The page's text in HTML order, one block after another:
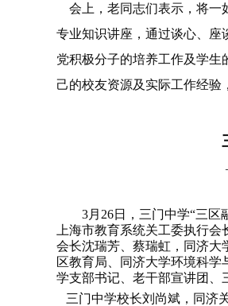
会上，老同志们表示，将一
专业知识讲座，通过谈心、座
党积极分子的培养工作及学生
己的校友资源及实际工作经验
3月26日 ，三门中学“三区
上海市教育系统关工委执行
会长沈瑞芳、蔡瑞虹，同济大
区教育局、同济大学环境科
学支部书记、老干部宣讲团、
三门中学校长刘尚斌，同济